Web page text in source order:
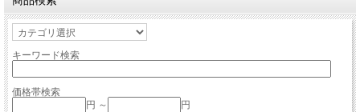
キーワード検索
価格帯検索
円 ～
円